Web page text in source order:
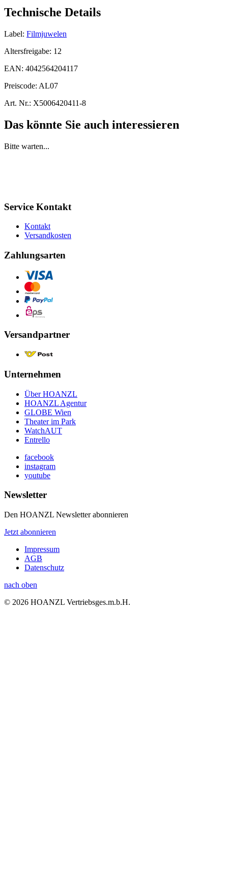
Technische Details
Label: Filmjuwelen
Altersfreigabe: 12
EAN: 4042564204117
Preiscode: AL07
Art. Nr.: X5006420411-8
Das könnte Sie auch interessieren
Bitte warten...
Service Kontakt
Kontakt
Versandkosten
Zahlungsarten
Versandpartner
Unternehmen
Über HOANZL
HOANZL Agentur
GLOBE Wien
Theater im Park
WatchAUT
Entrello
facebook
instagram
youtube
Newsletter
Den HOANZL Newsletter abonnieren
Jetzt abonnieren
Impressum
AGB
Datenschutz
nach oben
© 2026 HOANZL Vertriebsges.m.b.H.